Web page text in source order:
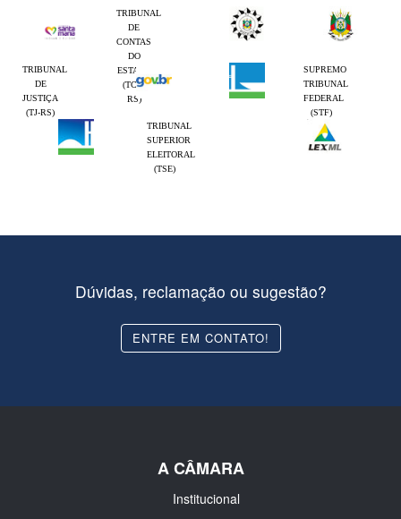
TRIBUNAL
DE
CONTAS
DO
ESTADO
(TCE-
RS)
TRIBUNAL
DE
JUSTIÇA
(TJ-RS)
SUPREMO
TRIBUNAL
FEDERAL
(STF)
TRIBUNAL
SUPERIOR
ELEITORAL
(TSE)
Dúvidas, reclamação ou sugestão?
ENTRE EM CONTATO!
A CÂMARA
Institucional